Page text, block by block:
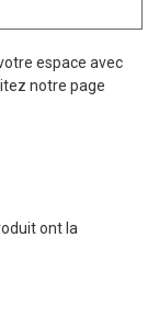
espace avec
notre page
ont la